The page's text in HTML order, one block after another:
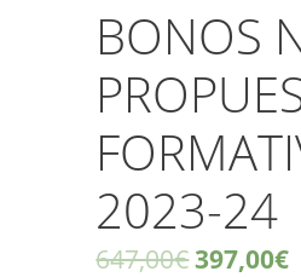
BONOS
2023-24
647,00€397,00€